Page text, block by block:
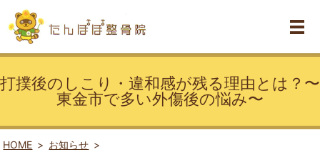
打撲後のしこり・違和感が残る理由とは？〜
東金市で多い外傷後の悩み〜
HOME
お知らせ